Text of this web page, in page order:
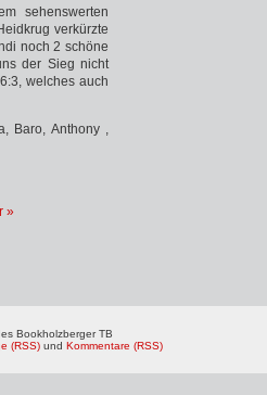
sehenswerten
verkürzte
noch 2 schöne
der Sieg nicht
welches auch
Baro, Anthony ,
»
Bookholzberger TB
(RSS) und Kommentare (RSS)